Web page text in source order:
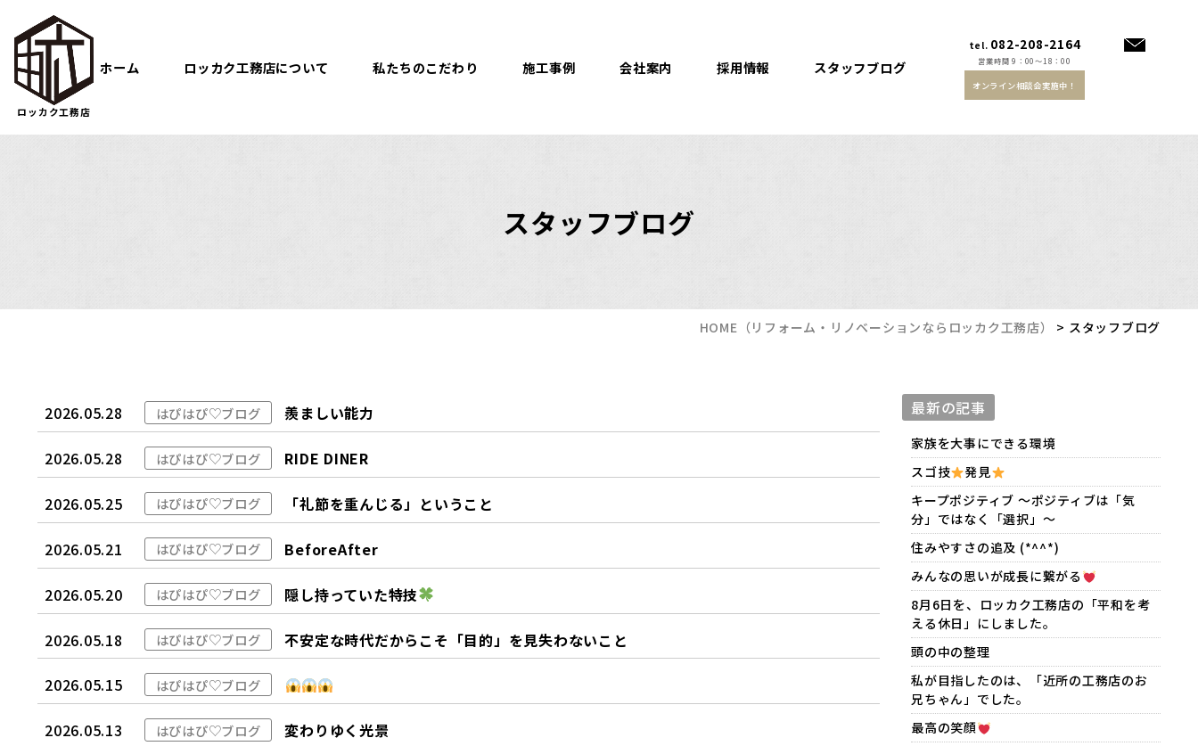
ロッカク工務店
ホーム ロッカク工務店について 私たちのこだわり 施工事例 会社案内 採用情報 スタッフブログ
tel. 082-208-2164
営業時間 9：00～18：00
オンライン相談会実施中！
スタッフブログ
HOME （リフォーム・リノベーションならロッカク工務店） > スタッフブログ
2026.05.28 はぴはぴ♡ブログ 羨ましい能力
2026.05.28 はぴはぴ♡ブログ RIDE DINER
2026.05.25 はぴはぴ♡ブログ 「礼節を重んじる」ということ
2026.05.21 はぴはぴ♡ブログ BeforeAfter
2026.05.20 はぴはぴ♡ブログ 隠し持っていた特技
2026.05.18 はぴはぴ♡ブログ 不安定な時代だからこそ「目的」を見失わないこと
2026.05.15 はぴはぴ♡ブログ
2026.05.13 はぴはぴ♡ブログ 変わりゆく光景
最新の記事
家族を大事にできる環境
スゴ技
発見
キープポジティブ 〜ポジティブは「気
分」ではなく「選択」〜
住みやすさの追及 (*^^*)
みんなの思いが成長に繋がる
8月6日を、ロッカク工務店の「平和を考
える休日」にしました。
頭の中の整理
私が目指したのは、「近所の工務店のお
兄ちゃん」でした。
最高の笑顔